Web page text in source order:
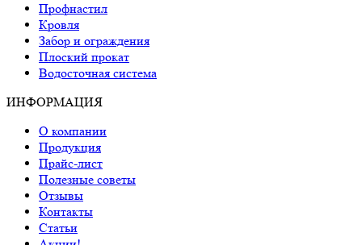
Профнастил
Кровля
Забор и ограждения
Плоский прокат
Водосточная система
ИНФОРМАЦИЯ
О компании
Продукция
Прайс-лист
Полезные советы
Отзывы
Контакты
Статьи